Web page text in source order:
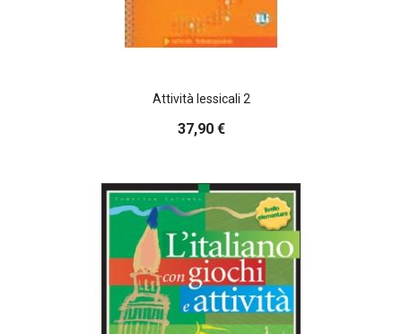
Attività lessicali 2
37,90 €